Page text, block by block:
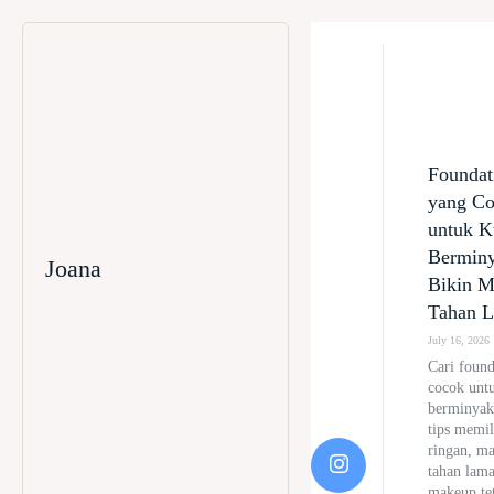
Joana
yang
untuk
Bikin
Tahan
July 16, 2026
Cari
cocok
tips
ringan,
tahan